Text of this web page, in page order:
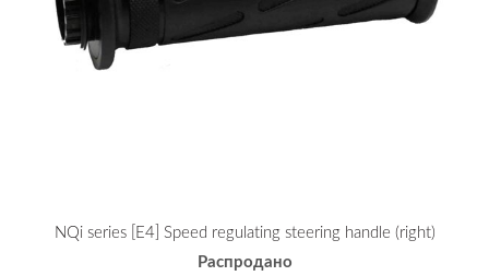
NQi series [E4] Speed regulating steering handle (right)
Распродано